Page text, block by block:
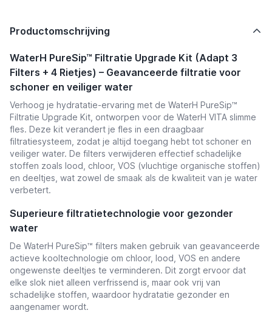
Productomschrijving
WaterH PureSip™ Filtratie Upgrade Kit (Adapt 3
Filters + 4 Rietjes) – Geavanceerde filtratie voor
schoner en veiliger water
Verhoog je hydratatie-ervaring met de WaterH PureSip™
Filtratie Upgrade Kit, ontworpen voor de WaterH VITA slimme
fles. Deze kit verandert je fles in een draagbaar
filtratiesysteem, zodat je altijd toegang hebt tot schoner en
veiliger water. De filters verwijderen effectief schadelijke
stoffen zoals lood, chloor, VOS (vluchtige organische stoffen)
en deeltjes, wat zowel de smaak als de kwaliteit van je water
verbetert.
Superieure filtratietechnologie voor gezonder
water
De WaterH PureSip™ filters maken gebruik van geavanceerde
actieve kooltechnologie om chloor, lood, VOS en andere
ongewenste deeltjes te verminderen. Dit zorgt ervoor dat
elke slok niet alleen verfrissend is, maar ook vrij van
schadelijke stoffen, waardoor hydratatie gezonder en
aangenamer wordt.